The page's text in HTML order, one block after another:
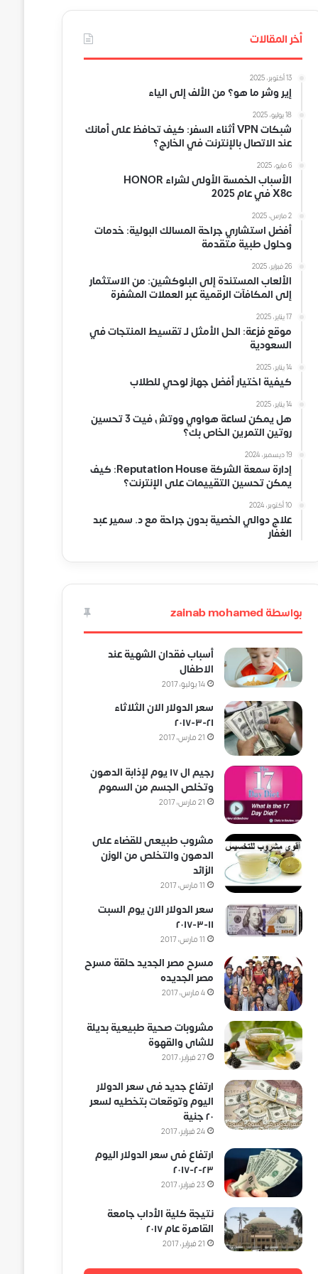
أخر المقالات
13 أكتوبر، 2025
إير وشر ما هو؟ من الألف إلى الياء
18 يوليو، 2025
شبكات VPN أثناء السفر: كيف تحافظ على أمانك
عند الاتصال بالإنترنت في الخارج؟
6 مايو، 2025
الأسباب الخمسة الأولى لشراء HONOR
X8c في عام 2025
2 مارس، 2025
أفضل استشاري جراحة المسالك البولية: خدمات
وحلول طبية متقدمة
26 فبراير، 2025
الألعاب المستندة إلى البلوكشين: من الاستثمار
إلى المكافآت الرقمية عبر العملات المشفرة
17 يناير، 2025
موقع فزعة: الحل الأمثل لـ تقسيط المنتجات في
السعودية
14 يناير، 2025
كيفية اختيار أفضل جهاز لوحي للطلاب
14 يناير، 2025
هل يمكن لساعة هواوي ووتش فيت 3 تحسين
روتين التمرين الخاص بك؟
19 ديسمبر، 2024
إدارة سمعة الشركة Reputation House: كيف
يمكن تحسين التقييمات على الإنترنت؟
10 أكتوبر، 2024
علاج دوالي الخصية بدون جراحة مع د. سمير عبد
الغفار
بواسطة zainab mohamed
أسباب فقدان الشهية عند
الاطفال
14 يوليو، 2017
سعر الدولار الان الثلاثاء
٢١-٣-٢٠١٧
21 مارس، 2017
رجيم ال ١٧ يوم لإذابة الدهون
وتخلص الجسم من السموم
21 مارس، 2017
مشروب طبيعى للقضاء على
الدهون والتخلص من الوزن
الزائد
11 مارس، 2017
سعر الدولار الان يوم السبت
١١-٣-٢٠١٧
11 مارس، 2017
مسرح مصر الجديد حلقة مسرح
مصر الجديده
4 مارس، 2017
مشروبات صحية طبيعية بديلة
للشاى والقهوة
27 فبراير، 2017
ارتفاع جديد فى سعر الدولار
اليوم وتوقعات بتخطيه لسعر
٢٠ جنية
24 فبراير، 2017
ارتفاع فى سعر الدولار اليوم
٢٣-٢-٢٠١٧
23 فبراير، 2017
نتيجة كلية الأداب جامعة
القاهرة عام ٢٠١٧
21 فبراير، 2017